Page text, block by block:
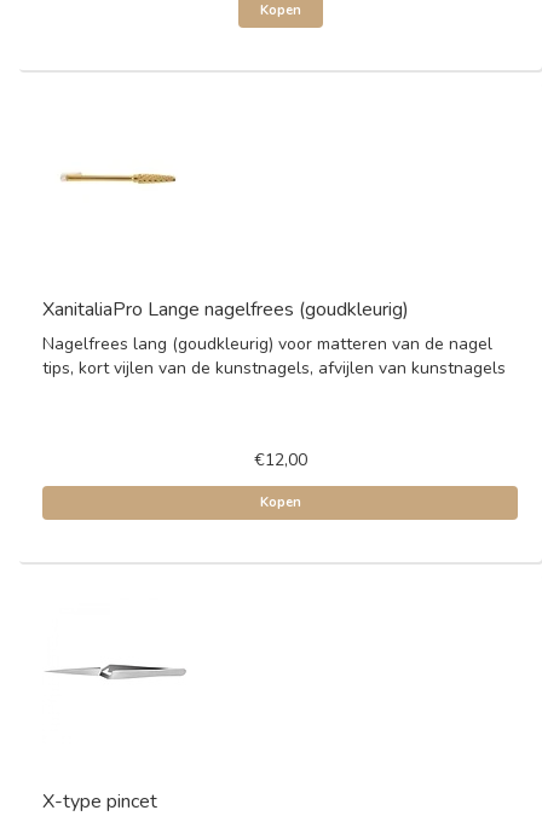
Kopen
XanitaliaPro Lange nagelfrees (goudkleurig)
Nagelfrees lang (goudkleurig) voor matteren van de nagel
tips, kort vijlen van de kunstnagels, afvijlen van kunstnagels
€12,00
Kopen
X-type pincet